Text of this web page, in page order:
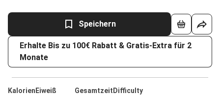
Speichern
Erhalte Bis zu 100€ Rabatt & Gratis-Extra für 2
Monate
Kalorien Eiweiß
Gesamtzeit Difficulty